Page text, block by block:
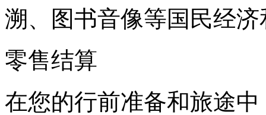
溯、图书音像等国民经
零售结算
在您的行前准备和旅途